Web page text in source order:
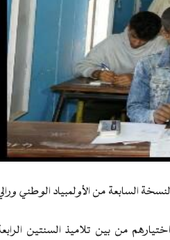
السابعة من الأولمبياد الوطني
5928 تلميذا بالنسبة للأولومبياد، و 4579 للرالي تم اختيارهم من بين تلاميذ السنتين